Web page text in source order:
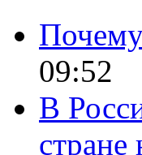
09:52
В
стране